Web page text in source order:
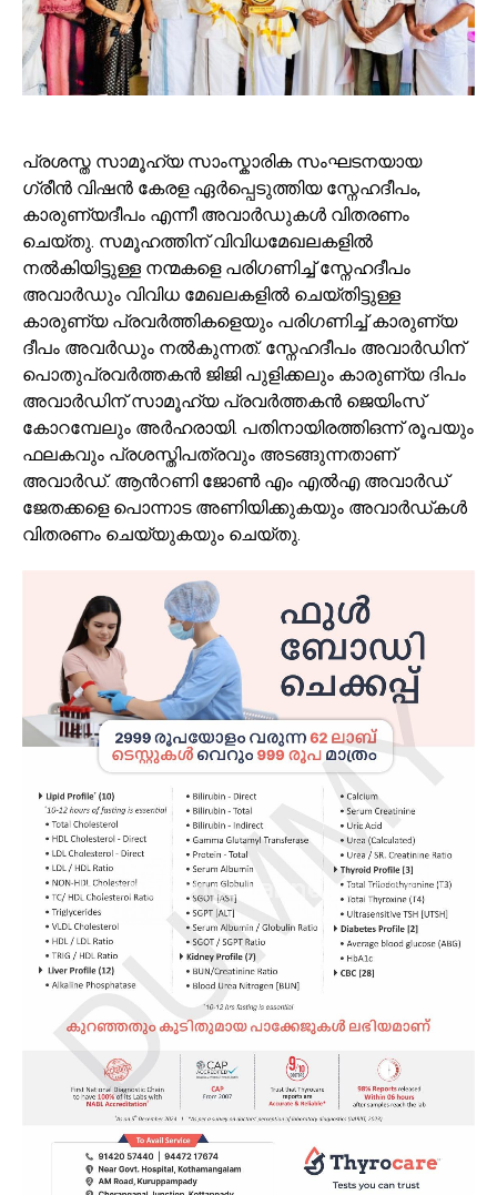
പ്രശസ്ത സാമൂഹ്യ സാംസ്കാരിക സംഘടനയായ
ഗ്രീൻ വിഷൻ കേരള ഏർപ്പെടുത്തിയ സ്നേഹദീപം,
കാരുണ്യദീപം എന്നീ അവാർഡുകൾ വിതരണം
ചെയ്തു. സമൂഹത്തിന് വിവിധമേഖലകളിൽ
നൽകിയിട്ടുള്ള നന്മകളെ പരിഗണിച്ച് സ്നേഹദീപം
അവാർഡും വിവിധ മേഖലകളിൽ ചെയ്തിട്ടുള്ള
കാരുണ്യ പ്രവർത്തികളെയും പരിഗണിച്ച് കാരുണ്യ
ദീപം അവർഡും നൽകുന്നത്. സ്നേഹദീപം അവാർഡിന്
പൊതുപ്രവർത്തകൻ ജിജി പുളിക്കലും കാരുണ്യ ദിപം
അവാർഡിന് സാമൂഹ്യ പ്രവർത്തകൻ ജെയിംസ്
കോറമ്പേലും അർഹരായി. പതിനായിരത്തിഒന്ന് രൂപയും
ഫലകവും പ്രശസ്തിപത്രവും അടങ്ങുന്നതാണ്
അവാർഡ്. ആൻറണി ജോൺ എം എൽഎ അവാർഡ്
ജേതക്കളെ പൊന്നാട അണിയിക്കുകയും അവാർഡ്കൾ
വിതരണം ചെയ്യുകയും ചെയ്തു.